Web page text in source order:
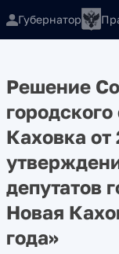
Губернатор
Решение
Каховка
депутатов
Новая
года»